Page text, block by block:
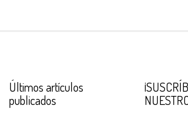
Últimos artículos
publicados